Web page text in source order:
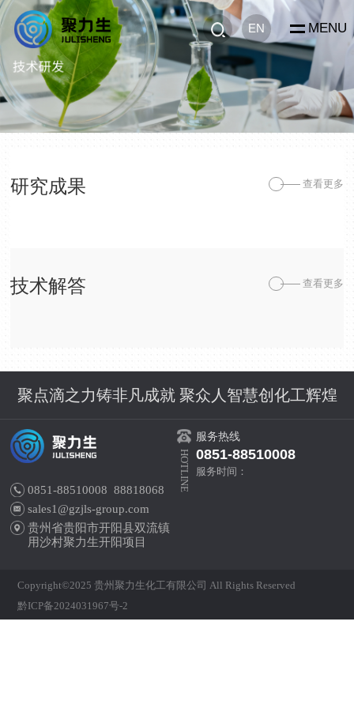
MENU
EN
研究成果 查看更多
技术解答 查看更多
聚点滴之力铸非凡成就 聚众人智慧创化工辉煌
0851-88510008 88818068
sales1@gzjls-group.com
贵州省贵阳市开阳县双流镇
用沙村聚力生开阳项目
HOTLINE
服务热线
0851-88510008
服务时间：
Copyright©2025 贵州聚力生化工有限公司 All Rights Reserved
黔ICP备2024031967号-2